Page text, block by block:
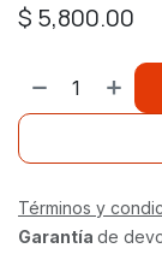
$ 5,800.00
Términos y
Garantía de